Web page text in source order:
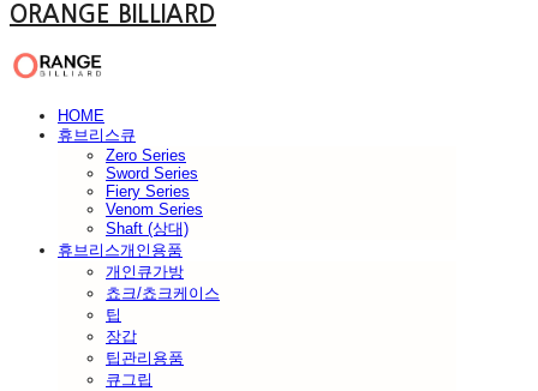
ORANGE BILLIARD
HOME
휴브리스큐
Zero Series
Sword Series
Fiery Series
Venom Series
Shaft (상대)
휴브리스개인용품
개인큐가방
쵸크/쵸크케이스
팁
장갑
팁관리용품
큐그립